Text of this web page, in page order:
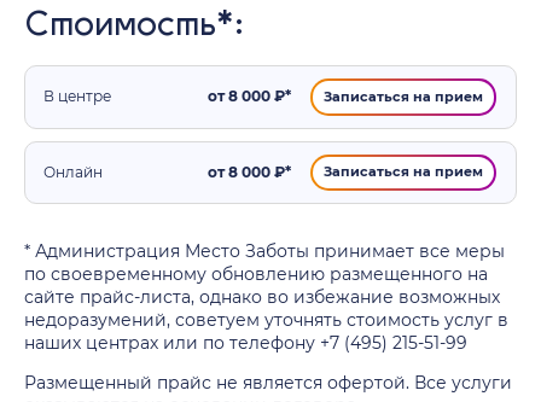
Стоимость*:
В центре от 8 000 ₽* Записаться на прием
Онлайн от 8 000 ₽* Записаться на прием
* Администрация Место Заботы принимает все меры
по своевременному обновлению размещенного на
сайте прайс-листа, однако во избежание возможных
недоразумений, советуем уточнять стоимость услуг в
наших центрах или по телефону +7 (495) 215-51-99
Размещенный прайс не является офертой. Все услуги